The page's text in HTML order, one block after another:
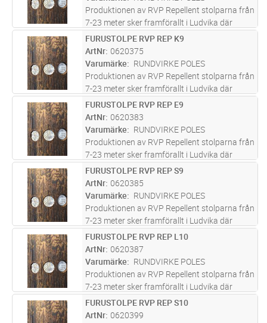
Produktionen av RVP Repellent stolparna från
7-23 meter sker framförallt i Ludvika där
företaget bedrivit verksamhet i över 100 år
och varit med om att bygga upp svensk
infrastruktur. Furustolparna s ...läs mer
ST Lägg i kundvagn
FURUSTOLPE RVP REP K9
ArtNr 0620375
Varumärke
RUNDVIRKE POLES
Produktionen av RVP Repellent stolparna från
7-23 meter sker framförallt i Ludvika där
företaget bedrivit verksamhet i över 100 år
och varit med om att bygga upp svensk
infrastruktur. Furustolparna s ...läs mer
ST Lägg i kundvagn
FURUSTOLPE RVP REP E9
ArtNr 0620383
Varumärke
RUNDVIRKE POLES
Produktionen av RVP Repellent stolparna från
7-23 meter sker framförallt i Ludvika där
företaget bedrivit verksamhet i över 100 år
och varit med om att bygga upp svensk
infrastruktur. Furustolparna s ...läs mer
ST Lägg i kundvagn
FURUSTOLPE RVP REP S9
ArtNr 0620385
Varumärke
RUNDVIRKE POLES
Produktionen av RVP Repellent stolparna från
7-23 meter sker framförallt i Ludvika där
företaget bedrivit verksamhet i över 100 år
och varit med om att bygga upp svensk
infrastruktur. Furustolparna s ...läs mer
ST Lägg i kundvagn
FURUSTOLPE RVP REP L10
ArtNr 0620387
Varumärke
RUNDVIRKE POLES
Produktionen av RVP Repellent stolparna från
7-23 meter sker framförallt i Ludvika där
företaget bedrivit verksamhet i över 100 år
och varit med om att bygga upp svensk
ST Lägg i kundvagn
FURUSTOLPE RVP REP S10
ArtNr 0620399